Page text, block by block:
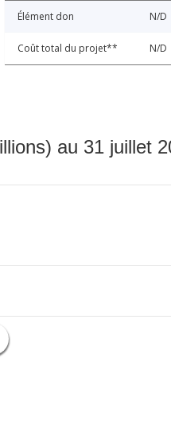
Élément don N/D
Coût total du projet** N/D
au 31 juillet